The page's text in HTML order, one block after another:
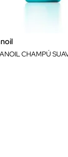
CHAMPÚ